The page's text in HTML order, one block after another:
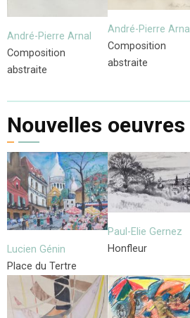
André-Pierre Arnal
Composition
abstraite
André-Pierre Arnal
Composition
abstraite
Nouvelles oeuvres
Lucien Génin
Place du Tertre
Paul-Elie Gernez
Honfleur